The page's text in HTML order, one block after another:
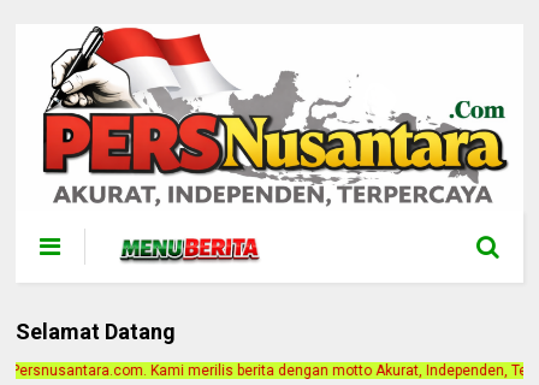
Selamat Datang
berita dengan motto Akurat, Independen, Terpercaya. Alamat Kantor Jalan